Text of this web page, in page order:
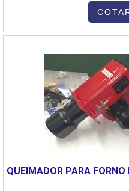
encontrar proteção com
caldeiras.MAIS
QUEIMADOR PARA